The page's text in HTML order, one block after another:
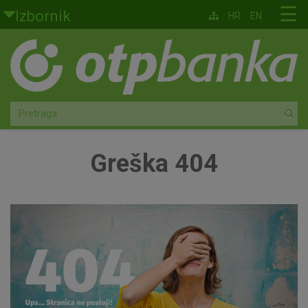
Skoči na glavni sadržaj
Izbornik
Građani
Privatno bankarstvo
Agro
Faktoring
O nama
☰
HR EN
Greška 404